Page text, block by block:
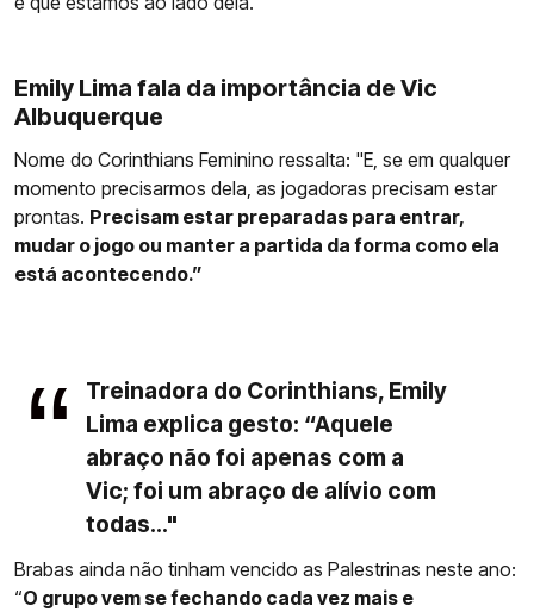
Emily Lima fala da importância de Vic
Albuquerque
Nome do Corinthians Feminino ressalta: "E, se em qualquer
momento precisarmos dela, as jogadoras precisam estar
prontas. Precisam estar preparadas para entrar,
mudar o jogo ou manter a partida da forma como ela
está acontecendo.”
Treinadora do Corinthians, Emily
Lima explica gesto: “Aquele
abraço não foi apenas com a
Vic; foi um abraço de alívio com
todas..."
Brabas ainda não tinham vencido as Palestrinas neste ano:
“O grupo vem se fechando cada vez mais e